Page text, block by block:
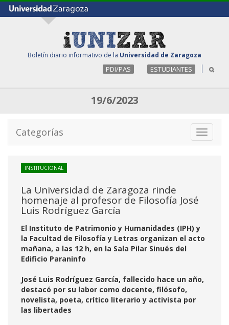
Boletín diario informativo de la Universidad de Zaragoza
PDI/PAS ESTUDIANTES
19/6/2023
Toggle
Categorías
INSTITUCIONAL
La Universidad de Zaragoza rinde
homenaje al profesor de Filosofía José
Luis Rodríguez García
El Instituto de Patrimonio y Humanidades (IPH) y
la Facultad de Filosofía y Letras organizan el acto
mañana, a las 12 h, en la Sala Pilar Sinués del
Edificio Paraninfo
José Luis Rodríguez García, fallecido hace un año,
destacó por su labor como docente, filósofo,
novelista, poeta, crítico literario y activista por
las libertades